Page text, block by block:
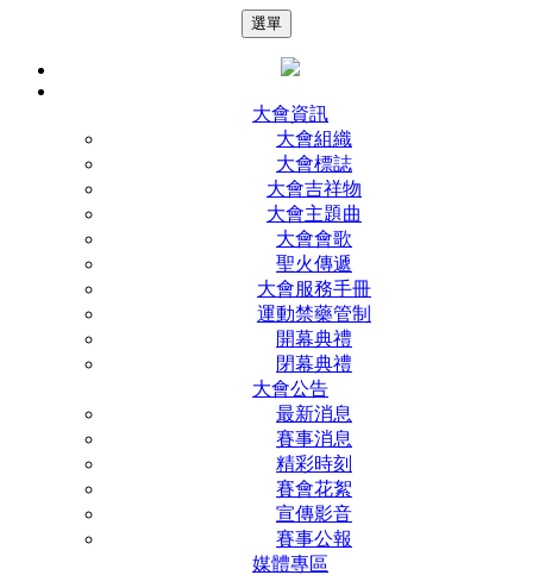
選單
大會資訊
大會組織
大會標誌
大會吉祥物
大會主題曲
大會會歌
聖火傳遞
大會服務手冊
運動禁藥管制
開幕典禮
閉幕典禮
大會公告
最新消息
賽事消息
精彩時刻
賽會花絮
宣傳影音
賽事公報
媒體專區